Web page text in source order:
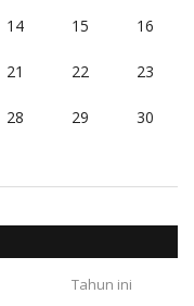
14 15 16
21 22 23
28 29 30
Tahun ini